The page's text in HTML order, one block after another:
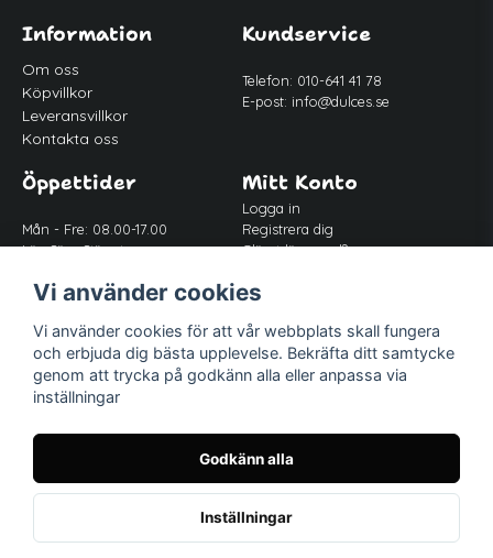
Information
Om oss
Köpvillkor
Leveransvillkor
Kontakta oss
Kundservice
Telefon: 010-641 41 78
E-post: info@dulces.se
Öppettider
Mån - Fre: 08.00-17.00
Lör-Sön: Stängt
Mitt Konto
Logga in
Registrera dig
Glömt lösenord?
Följ oss
Facebook
Instagram
Vi använder cookies
Vi använder cookies för att vår webbplats skall fungera
och erbjuda dig bästa upplevelse. Bekräfta ditt samtycke
genom att trycka på godkänn alla eller anpassa via
inställningar
Godkänn alla
Inställningar